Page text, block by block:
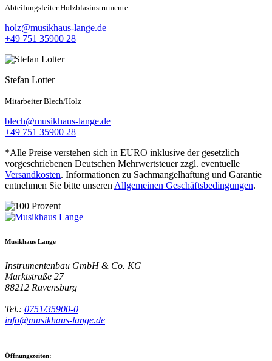
Abteilungsleiter Holzblasinstrumente
holz@musikhaus-lange.de
+49 751 35900 28
Stefan Lotter
Mitarbeiter Blech/Holz
blech@musikhaus-lange.de
+49 751 35900 28
*Alle Preise verstehen sich in EURO inklusive der gesetzlich
vorgeschriebenen Deutschen Mehrwertsteuer zzgl. eventuelle
Versandkosten. Informationen zu Sachmangelhaftung und Garantie
entnehmen Sie bitte unseren Allgemeinen Geschäftsbedingungen.
Musikhaus Lange
Instrumentenbau GmbH & Co. KG
Marktstraße 27
88212 Ravensburg
Tel.: 0751/35900-0
info@musikhaus-lange.de
Öffnungszeiten: